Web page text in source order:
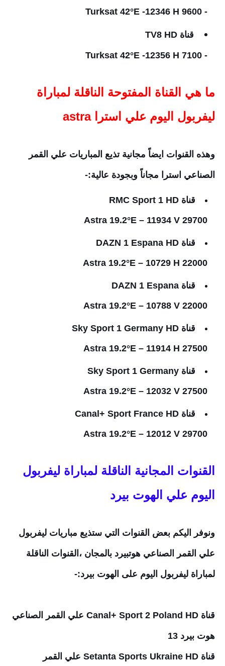
- Turksat 42°E -12346 H 9600
قناة TV8 HD
- Turksat 42°E -12356 H 7100
ما هي القناة المفتوحة الناقلة لمباراة
ليفربول اليوم علي استرا astra
وهذه القنوات ايضاً مجانية تذيع المباريات علي القمر
الصناعي استرا مجاناً وبجودة عالية:-
قناة RMC Sport 1 HD
Astra 19.2°E – 11934 V 29700
قناة DAZN 1 Espana HD
Astra 19.2°E – 10729 H 22000
قناة DAZN 1 Espana
Astra 19.2°E – 10788 V 22000
قناة Sky Sport 1 Germany HD
Astra 19.2°E – 11914 H 27500
قناة Sky Sport 1 Germany
Astra 19.2°E – 12032 V 27500
قناة Canal+ Sport France HD
Astra 19.2°E – 12012 V 29700
القنوات المجانية الناقلة لمباراة ليفربول
اليوم علي الهوت بيرد
ونوفر اليكم بعض القنوات التي ستذيع مباريات ليفربول
علي القمر الصناعي هوتبيرد بالمجان ،القنوات الناقلة
لمباراة ليفربول اليوم على الهوت بيرد:-
قناة Canal+ Sport 2 Poland HD علي القمر الصناعي
هوت بيرد 13
قناة Setanta Sports Ukraine HD علي القمر